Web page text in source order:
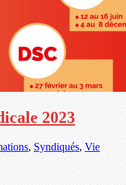
2023
, Syndiqués, Vie